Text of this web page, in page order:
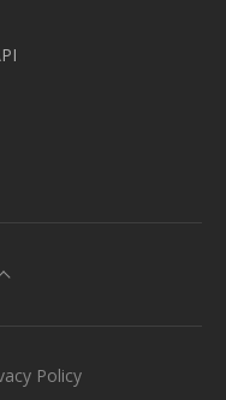
Policy